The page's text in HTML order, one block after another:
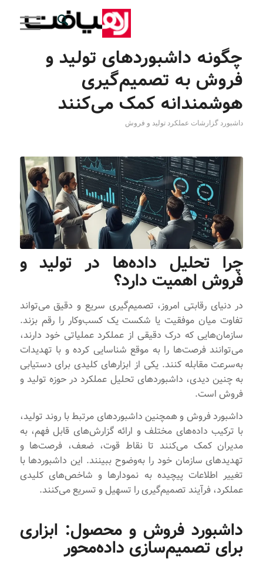
چگونه داشبوردهای تولید و
فروش به تصمیم‌گیری
هوشمندانه کمک می‌کنند
داشبورد گزارشات عملکرد تولید و فروش
چرا تحلیل‌ داده‌ها در تولید و
فروش اهمیت دارد؟
در دنیای رقابتی امروز، تصمیم‌گیری سریع و دقیق می‌تواند
تفاوت میان موفقیت یا شکست یک کسب‌وکار را رقم بزند.
سازمان‌هایی که درک دقیقی از عملکرد عملیاتی خود دارند،
می‌توانند فرصت‌ها را به موقع شناسایی کرده و با تهدیدات
به‌سرعت مقابله کنند. یکی از ابزارهای کلیدی برای دستیابی
به چنین دیدی، داشبوردهای تحلیل عملکرد در حوزه تولید و
فروش است.
داشبورد فروش و همچنین داشبوردهای مرتبط با روند تولید،
با ترکیب داده‌های مختلف و ارائه‌ گزارش‌های قابل فهم، به
مدیران کمک می‌کنند تا نقاط قوت، ضعف، فرصت‌ها و
تهدیدهای سازمان خود را به‌وضوح ببینند. این داشبوردها با
تغییر اطلاعات پیچیده به نمودارها و شاخص‌های کلیدی
عملکرد، فرآیند تصمیم‌گیری را تسهیل و تسریع می‌کنند.
داشبورد فروش و محصول: ابزاری
برای تصمیم‌سازی داده‌محور